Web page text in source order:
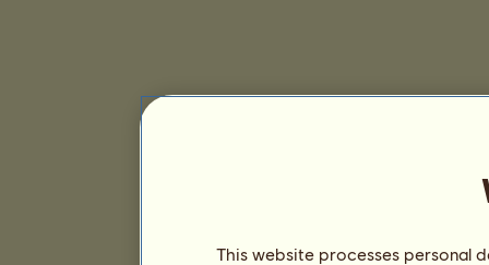
This website processes personal